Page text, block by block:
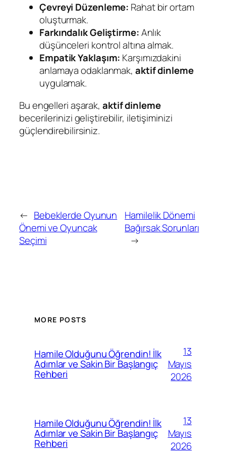
Çevreyi Düzenleme: Rahat bir ortam
oluşturmak.
Farkındalık Geliştirme:Anlık
düşünceleri kontrol altına almak.
Empatik Yaklaşım: Karşımızdakini
anlamaya odaklanmak, aktif dinleme
uygulamak.
Bu engelleri aşarak, aktif dinleme
becerilerinizi geliştirebilir, iletişiminizi
güçlendirebilirsiniz.
← Bebeklerde Oyunun
Önemi ve Oyuncak
Seçimi
Hamilelik Dönemi
Bağırsak Sorunları
→
MORE POSTS
Hamile Olduğunu Öğrendin! İlk
Adımlar ve Sakin Bir Başlangıç
Rehberi
13
Mayıs
2026
Hamile Olduğunu Öğrendin! İlk
Adımlar ve Sakin Bir Başlangıç
Rehberi
13
Mayıs
2026